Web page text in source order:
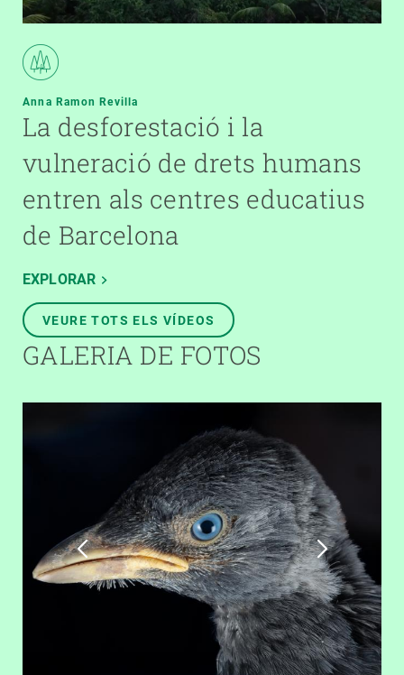
Anna Ramon Revilla
La desforestació i la
vulneració de drets humans
entren als centres educatius
de Barcelona
EXPLORAR
VEURE TOTS ELS VÍDEOS
GALERIA DE FOTOS